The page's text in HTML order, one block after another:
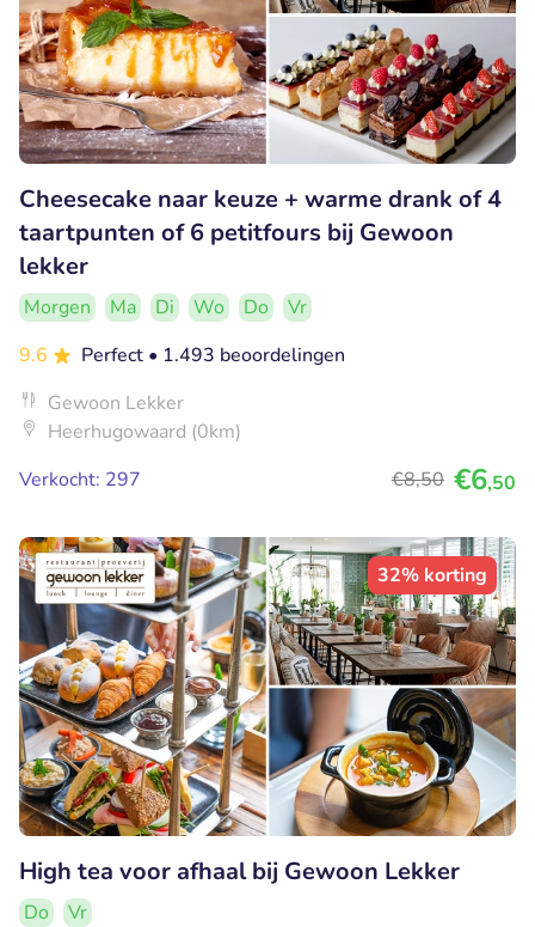
Cheesecake naar keuze + warme drank of 4
taartpunten of 6 petitfours bij Gewoon
lekker
Morgen Ma Di Wo Do
Vr
9.6
Perfect • 1.493 beoordelingen
Gewoon Lekker
Heerhugowaard (0km)
Verkocht: 297
€8,50 €6,50
32% korting
High tea voor afhaal bij Gewoon Lekker
Do
Vr